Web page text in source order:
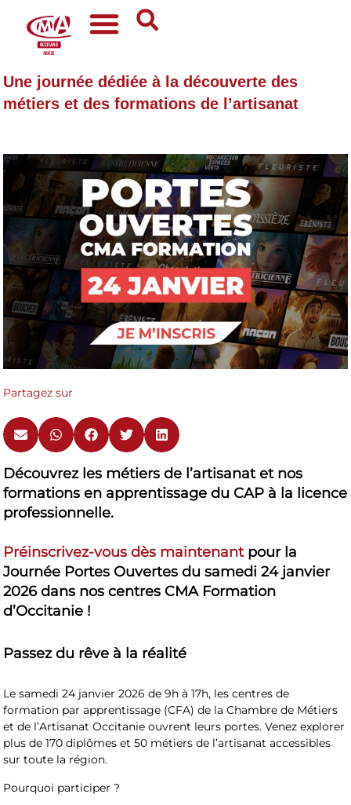
Une journée dédiée à la découverte des
métiers et des formations de l’artisanat
Partagez sur
Découvrez les métiers de l’artisanat et nos
formations en apprentissage du CAP à la licence
professionnelle.
Préinscrivez-vous dès maintenantpour la
Journée Portes Ouvertes du samedi 24 janvier
2026 dans nos centres CMA Formation
d’Occitanie !
Passez du rêve à la réalité
Le samedi 24 janvier 2026 de 9h à 17h, les centres de
formation par apprentissage (CFA) de la Chambre de Métiers
et de l’Artisanat Occitanie ouvrent leurs portes. Venez explorer
plus de 170 diplômes et 50 métiers de l’artisanat accessibles
sur toute la région.
Pourquoi participer ?